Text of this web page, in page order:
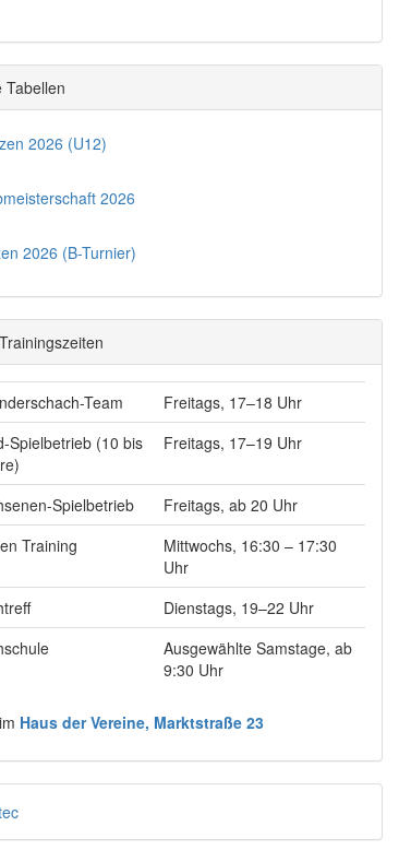
Tabellen
2026 (U12)
2026
2026 (B-Turnier)
Team
Freitags, 17–18 Uhr
Spielbetrieb (10 bis
Freitags, 17–19 Uhr
Spielbetrieb
Freitags, ab 20 Uhr
Training
Mittwochs, 16:30 – 17:30
Uhr
Dienstags, 19–22 Uhr
Ausgewählte Samstage, ab
9:30 Uhr
Haus der Vereine, Marktstraße 23